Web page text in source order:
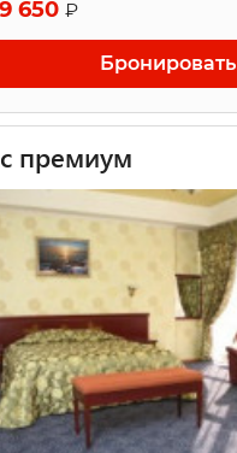
9 650 ₽
Бронировать
премиум